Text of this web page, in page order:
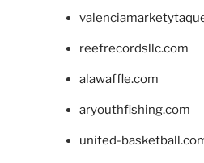
reefrecordsllc.com
alawaffle.com
aryouthfishing.com
united-